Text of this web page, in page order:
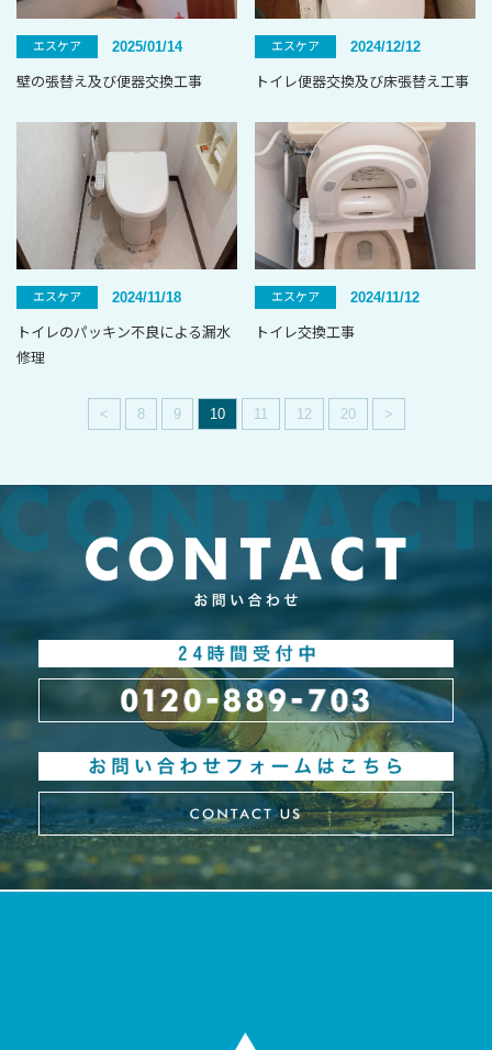
エスケア 2025/01/14
壁の張替え及び便器交換工事
エスケア 2024/12/12
トイレ便器交換及び床張替え工事
エスケア 2024/11/18
トイレのパッキン不良による漏水
修理
エスケア 2024/11/12
トイレ交換工事
< 8 9 10 11 12 20 >